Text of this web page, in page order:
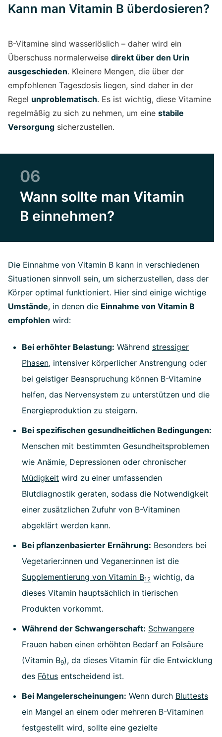
Kann man Vitamin B überdosieren?
B-Vitamine sind wasserlöslich – daher wird ein
Überschuss normalerweise direkt über den Urin
ausgeschieden. Kleinere Mengen, die über der
empfohlenen Tagesdosis liegen, sind daher in der
Regel unproblematisch. Es ist wichtig, diese Vitamine
regelmäßig zu sich zu nehmen, um eine stabile
Versorgung sicherzustellen.
06
Wann sollte man Vitamin
B einnehmen?
Die Einnahme von Vitamin B kann in verschiedenen
Situationen sinnvoll sein, um sicherzustellen, dass der
Körper optimal funktioniert. Hier sind einige wichtige
Umstände, in denen die Einnahme von Vitamin B
empfohlen wird:
Bei erhöhter Belastung: Während stressiger
Phasen, intensiver körperlicher Anstrengung oder
bei geistiger Beanspruchung können B-Vitamine
helfen, das Nervensystem zu unterstützen und die
Energieproduktion zu steigern.
Bei spezifischen gesundheitlichen Bedingungen:
Menschen mit bestimmten Gesundheitsproblemen
wie Anämie, Depressionen oder chronischer
Müdigkeit wird zu einer umfassenden
Blutdiagnostik geraten, sodass die Notwendigkeit
einer zusätzlichen Zufuhr von B-Vitaminen
abgeklärt werden kann.
Bei pflanzenbasierter Ernährung: Besonders bei
Vegetarier:innen und Veganer:innen ist die
Supplementierung von Vitamin B12 wichtig, da
dieses Vitamin hauptsächlich in tierischen
Produkten vorkommt.
Während der Schwangerschaft: Schwangere
Frauen haben einen erhöhten Bedarf an Folsäure
(Vitamin B9), da dieses Vitamin für die Entwicklung
des Fötus entscheidend ist.
Bei Mangelerscheinungen: Wenn durch Bluttests
ein Mangel an einem oder mehreren B-Vitaminen
festgestellt wird, sollte eine gezielte